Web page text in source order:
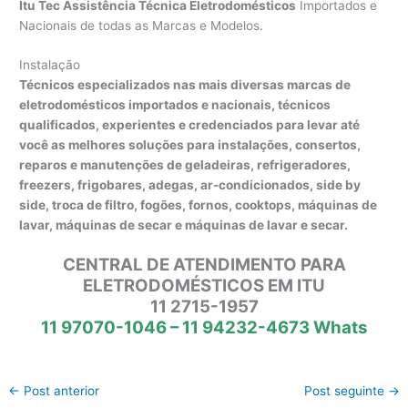
Itu Tec Assistência Técnica Eletrodomésticos Importados e
Nacionais de todas as Marcas e Modelos.
Instalação
Técnicos especializados nas mais diversas marcas de
eletrodomésticos importados e nacionais, técnicos
qualificados, experientes e credenciados para levar até
você as melhores soluções para instalações, consertos,
reparos e manutenções de geladeiras, refrigeradores,
freezers, frigobares, adegas, ar-condicionados, side by
side, troca de filtro, fogões, fornos, cooktops, máquinas de
lavar, máquinas de secar e máquinas de lavar e secar.
CENTRAL DE ATENDIMENTO PARA
ELETRODOMÉSTICOS EM ITU
11 2715-1957
11 97070-1046 – 11 94232-4673 Whats
← Post anterior Post seguinte →